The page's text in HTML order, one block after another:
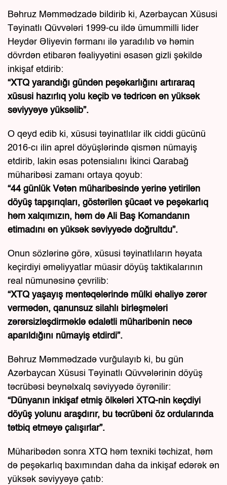
Bəhruz Məmmədzadə bildirib ki, Azərbaycan Xüsusi
Təyinatlı Qüvvələri 1999-cu ildə ümummilli lider
Heydər Əliyevin fərmanı ilə yaradılıb və həmin
dövrdən etibarən fəaliyyətini əsasən gizli şəkildə
inkişaf etdirib:
“XTQ yarandığı gündən peşəkarlığını artıraraq
xüsusi hazırlıq yolu keçib və tədricən ən yüksək
səviyyəyə yüksəlib”.
O qeyd edib ki, xüsusi təyinatlılar ilk ciddi gücünü
2016-cı ilin aprel döyüşlərində qismən nümayiş
etdirib, lakin əsas potensialını İkinci Qarabağ
müharibəsi zamanı ortaya qoyub:
“44 günlük Vətən müharibəsində yerinə yetirilən
döyüş tapşırıqları, göstərilən şücaət və peşəkarlıq
həm xalqımızın, həm də Ali Baş Komandanın
etimadını ən yüksək səviyyədə doğrultdu”.
Onun sözlərinə görə, xüsusi təyinatlıların həyata
keçirdiyi əməliyyatlar müasir döyüş taktikalarının
real nümunəsinə çevrilib:
“XTQ yaşayış məntəqələrində mülki əhaliyə zərər
vermədən, qanunsuz silahlı birləşmələri
zərərsizləşdirməklə ədalətli müharibənin necə
aparıldığını nümayiş etdirdi”.
Bəhruz Məmmədzadə vurğulayıb ki, bu gün
Azərbaycan Xüsusi Təyinatlı Qüvvələrinin döyüş
təcrübəsi beynəlxalq səviyyədə öyrənilir:
“Dünyanın inkişaf etmiş ölkələri XTQ-nin keçdiyi
döyüş yolunu araşdırır, bu təcrübəni öz ordularında
tətbiq etməyə çalışırlar”.
Müharibədən sonra XTQ həm texniki təchizat, həm
də peşəkarlıq baxımından daha da inkişaf edərək ən
yüksək səviyyəyə çatıb: